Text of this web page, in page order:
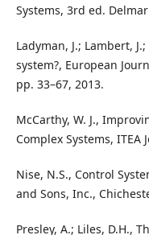
Systems, 3rd ed.
Ladyman, J.; Lambert,
system?, European
pp. 33–67, 2013.
McCarthy, W. J.,
Complex Systems, ITEA
Nise, N.S., Control
and Sons, Inc.,
Presley, A.; Liles, D.H.,